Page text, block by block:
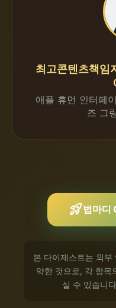
최고콘텐츠책임
애플 휴먼 인터페
즈 그
rocket_launch법마디
본 다이제스트는 외부
약한 것으로, 각 항목
실 수 있습니